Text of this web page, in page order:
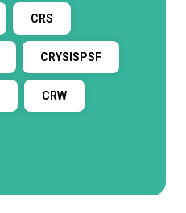
CRS
CRYSISPSF
CRW